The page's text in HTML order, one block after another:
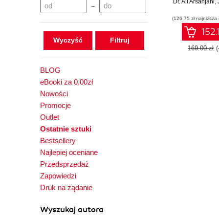
–
Wyczyść
BLOG
eBooki za 0,00zł
Nowości
Promocje
Outlet
Ostatnie sztuki
Bestsellery
Najlepiej oceniane
Przedsprzedaż
Zapowiedzi
Druk na żądanie
Wyszukaj autora
Proven
GenAI,
enterprise-
Dr. Ali Arsanjani,
(126,75 zł
169.00 zł